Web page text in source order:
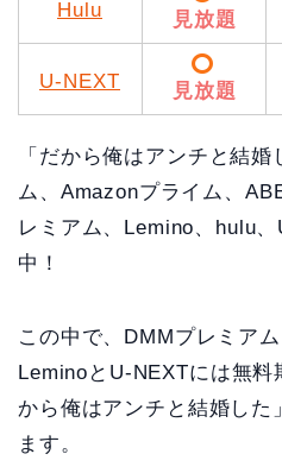
Hulu 見放題
U-NEXT 見放題
「だから俺はアンチと結
ム、Amazonプライム、
レミアム、Lemino、hulu
中！
この中で、DMMプレミア
LeminoとU-NEXTには無
から俺はアンチと結婚した
ます。